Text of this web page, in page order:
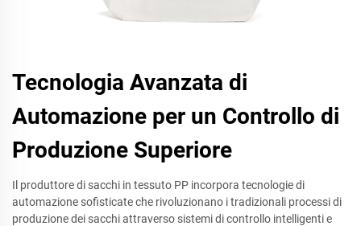
Tecnologia Avanzata di
Automazione per un Controllo di
Produzione Superiore
Il produttore di sacchi in tessuto PP incorpora tecnologie di
automazione sofisticate che rivoluzionano i tradizionali processi di
produzione dei sacchi attraverso sistemi di controllo intelligenti e